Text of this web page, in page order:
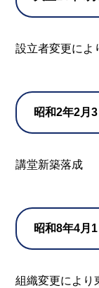
設立者変更によ
昭和2年2月3
講堂新築落成
昭和8年4月1
組織変更により